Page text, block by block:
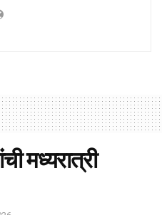
मध्यरात्री